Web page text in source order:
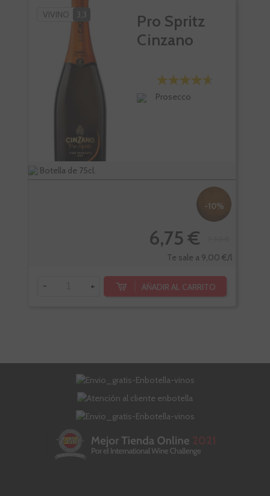
VIVINO 3,3
Pro Spritz
Cinzano
Prosecco
Botella de 75cl.
-10%
6,75 €
Te sale a 9,00 €/l
- + AÑADIR AL CARRITO